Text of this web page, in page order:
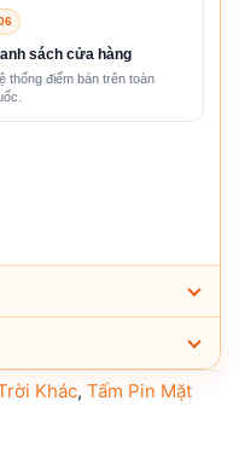
sách cửa hàng
thống điểm bán trên toàn
Khác, Tấm Pin Mặt